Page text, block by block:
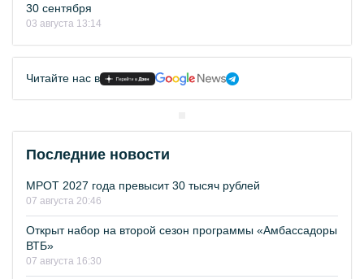
30 сентября
03 августа 13:14
Читайте нас в
Последние новости
МРОТ 2027 года превысит 30 тысяч рублей
07 августа 20:46
Открыт набор на второй сезон программы «Амбассадоры
ВТБ»
07 августа 16:30